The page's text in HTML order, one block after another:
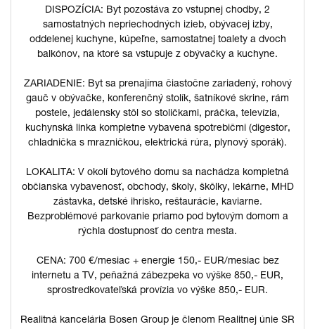
DISPOZÍCIA: Byt pozostáva zo vstupnej chodby, 2
samostatných nepriechodných izieb, obývacej izby,
oddelenej kuchyne, kúpeľne, samostatnej toalety a dvoch
balkónov, na ktoré sa vstupuje z obývačky a kuchyne.
ZARIADENIE: Byt sa prenajíma čiastočne zariadený, rohový
gauč v obývačke, konferenčný stolík, šatníkové skrine, rám
postele, jedálensky stôl so stoličkami, práčka, televízia,
kuchynská linka kompletne vybavená spotrebičmi (digestor,
chladnička s mrazničkou, elektrická rúra, plynový sporák).
LOKALITA: V okolí bytového domu sa nachádza kompletná
občianska vybavenosť, obchody, školy, škôlky, lekárne, MHD
zástavka, detské ihrisko, reštaurácie, kaviarne.
Bezproblémové parkovanie priamo pod bytovým domom a
rýchla dostupnosť do centra mesta.
CENA: 700 €/mesiac + energie 150,- EUR/mesiac bez
internetu a TV, peňažná zábezpeka vo výške 850,- EUR,
sprostredkovateľská provízia vo výške 850,- EUR.
Realitná kancelária Bosen Group je členom Realitnej únie SR